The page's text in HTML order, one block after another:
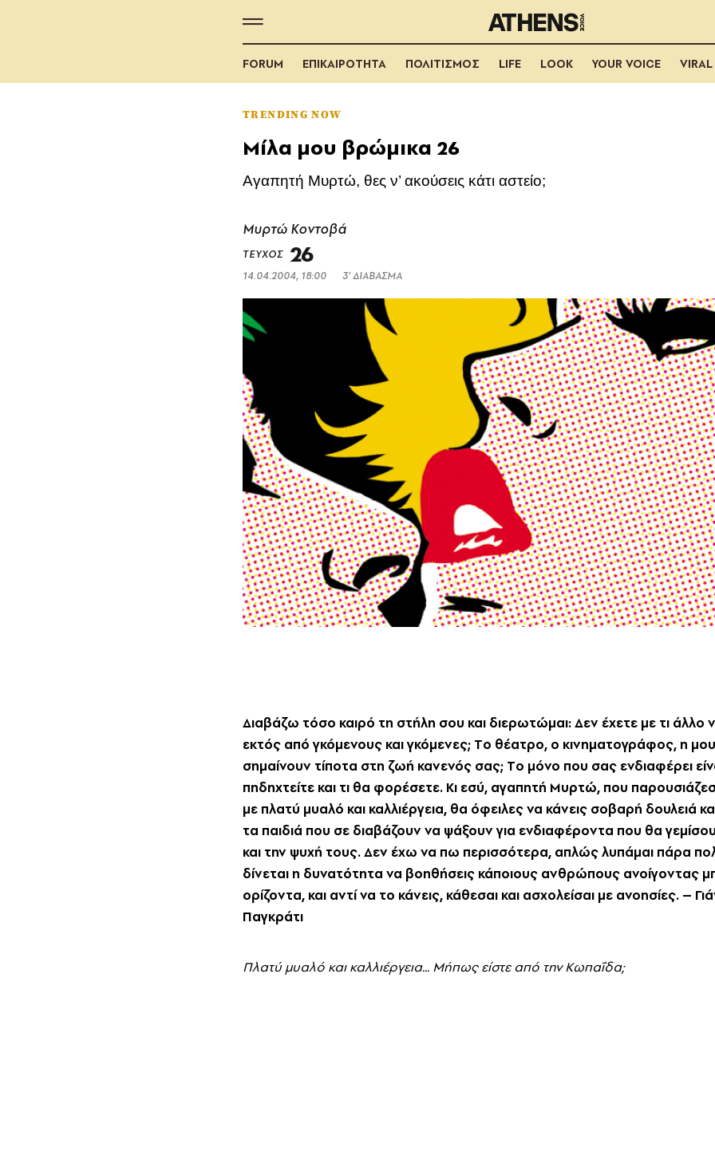
FORUM ΕΠΙΚΑΙΡΟΤΗΤΑ ΠΟΛΙΤΙΣΜΟΣ LIFE LOOK YOUR VOICE VIRAL
TRENDING NOW
Μίλα μου βρώμικα 26
Aγαπητή Mυρτώ, θες ν’ ακούσεις κάτι αστείο;
Μυρτώ Κοντοβά
ΤΕΥΧΟΣ 26
14.04.2004, 18:00 3’ ΔΙΑΒΑΣΜΑ
Διαβάζω τόσο καιρό τη στήλη σου και διερωτώμαι: Δεν έχετε με τι άλλο
εκτός από γκόμενους και γκόμενες; Tο θέατρο, ο κινηματογράφος, η
σημαίνουν τίποτα στη ζωή κανενός σας; Tο μόνο που σας ενδιαφέρει
πηδηχτείτε και τι θα φορέσετε. Kι εσύ, αγαπητή Mυρτώ, που
με πλατύ μυαλό και καλλιέργεια, θα όφειλες να κάνεις σοβαρή δουλειά
τα παιδιά που σε διαβάζουν να ψάξουν για ενδιαφέροντα που θα
και την ψυχή τους. Δεν έχω να πω περισσότερα, απλώς λυπάμαι πάρα
δίνεται η δυνατότητα να βοηθήσεις κάποιους ανθρώπους ανοίγοντας
ορίζοντα, και αντί να το κάνεις, κάθεσαι και ασχολείσαι με ανοησίες. –
Παγκράτι
Πλατύ μυαλό και καλλιέργεια... Mήπως είστε από την Kωπαΐδα;